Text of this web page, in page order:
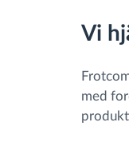
Vi
med